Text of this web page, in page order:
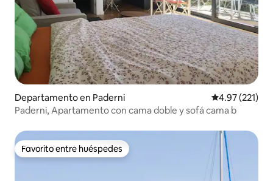
Departamento en Paderni Calificación
4.97 (221)
Paderni, Apartamento con cama doble y sofá cama b
Favorito entre huéspedes
Favorito entre huéspedes